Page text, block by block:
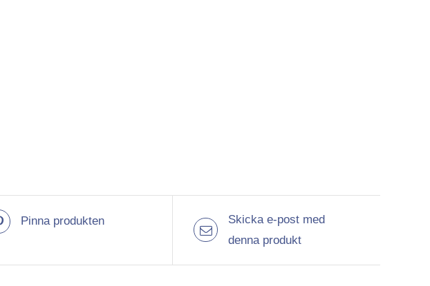
Pinna produkten
Skicka e-post med
denna produkt